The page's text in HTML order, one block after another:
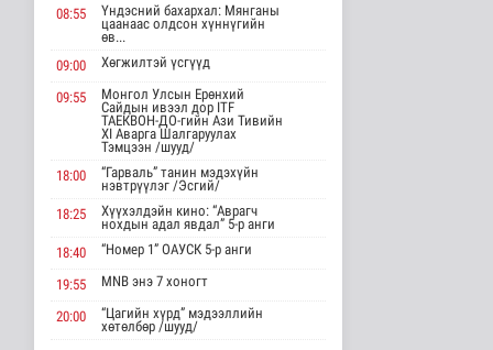
Голууд үертэй байна
8 цаг 45 минутын өмнө
Нийслэлд 107 ШТС-аар
АИ 92 автобензин
түгээж байна
Улс төр
8 цаг 52 минутын өмнө
Олон улсын туршлага
судлах сургалт,
дадлагад 14 ..
8 цаг 18 минутын өмнө
08:55
Үндэсний бахархал: Мянганы
цаанаас олдсон хүннүгийн
өв...
09:00
Хөгжилтэй үсгүүд
09:55
Монгол Улсын Ерөнхий
Сайдын ивээл дор ITF
ТАЕКВОН-ДО-гийн Ази Тивийн
XI Аварга Шалгаруулах
Тэмцээн /шууд/
18:00
“Гарваль” танин мэдэхүйн
нэвтрүүлэг /Эсгий/
18:25
Хүүхэлдэйн кино: “Аврагч
нохдын адал явдал” 5-р анги
18:40
“Номер 1” ОАУСК 5-р анги
19:55 MNB энэ 7 хоногт
20:00
“Цагийн хүрд” мэдээллийн
хөтөлбөр /шууд/